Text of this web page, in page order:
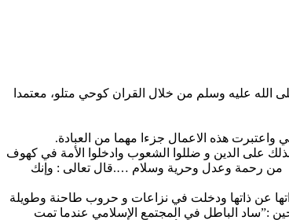
عليه وسلم من خلال القران كوحي متلو، معتمدا
واعتبرت هذه الاعمال جزءا مهما من العبادة.
على الدين و ضللوا الشعوب وادخلوا الأمة في كهوف
من رحمة وعدل وحرية وسلام ….قال تعالى : وإنك
عن ذاتها ودخلت في نزاعات و حروب طاحنة وطويلة
:”ساد الباطل في المجتمع الإسلامي عندما تمت